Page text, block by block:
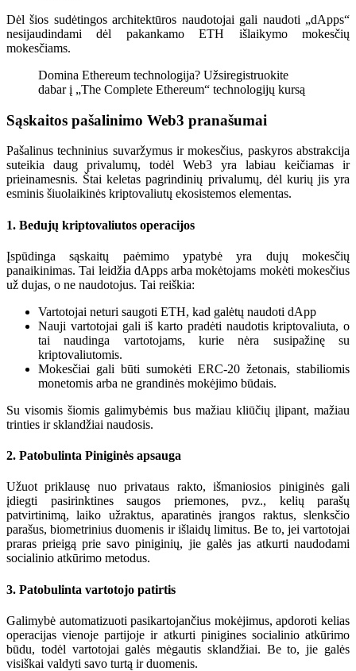
Dėl šios sudėtingos architektūros naudotojai gali naudoti „dApps“
nesijaudindami dėl pakankamo ETH išlaikymo mokesčių
mokesčiams.
Domina Ethereum technologija? Užsiregistruokite
dabar į „The Complete Ethereum“ technologijų kursą
Sąskaitos pašalinimo Web3 pranašumai
Pašalinus techninius suvaržymus ir mokesčius, paskyros abstrakcija
suteikia daug privalumų, todėl Web3 yra labiau keičiamas ir
prieinamesnis. Štai keletas pagrindinių privalumų, dėl kurių jis yra
esminis šiuolaikinės kriptovaliutų ekosistemos elementas.
1. Bedujų kriptovaliutos operacijos
Įspūdinga sąskaitų paėmimo ypatybė yra dujų mokesčių
panaikinimas. Tai leidžia dApps arba mokėtojams mokėti mokesčius
už dujas, o ne naudotojus. Tai reiškia:
Vartotojai neturi saugoti ETH, kad galėtų naudoti dApp
Nauji vartotojai gali iš karto pradėti naudotis kriptovaliuta, o
tai naudinga vartotojams, kurie nėra susipažinę su
kriptovaliutomis.
Mokesčiai gali būti sumokėti ERC-20 žetonais, stabiliomis
monetomis arba ne grandinės mokėjimo būdais.
Su visomis šiomis galimybėmis bus mažiau kliūčių įlipant, mažiau
trinties ir sklandžiai naudosis.
2. Patobulinta Piniginės apsauga
Užuot priklausę nuo privataus rakto, išmaniosios piniginės gali
įdiegti pasirinktines saugos priemones, pvz., kelių parašų
patvirtinimą, laiko užraktus, aparatinės įrangos raktus, slenksčio
parašus, biometrinius duomenis ir išlaidų limitus. Be to, jei vartotojai
praras prieigą prie savo piniginių, jie galės jas atkurti naudodami
socialinio atkūrimo metodus.
3. Patobulinta vartotojo patirtis
Galimybė automatizuoti pasikartojančius mokėjimus, apdoroti kelias
operacijas vienoje partijoje ir atkurti pinigines socialinio atkūrimo
būdu, todėl vartotojai galės mėgautis sklandžiai. Be to, jie galės
visiškai valdyti savo turtą ir duomenis.